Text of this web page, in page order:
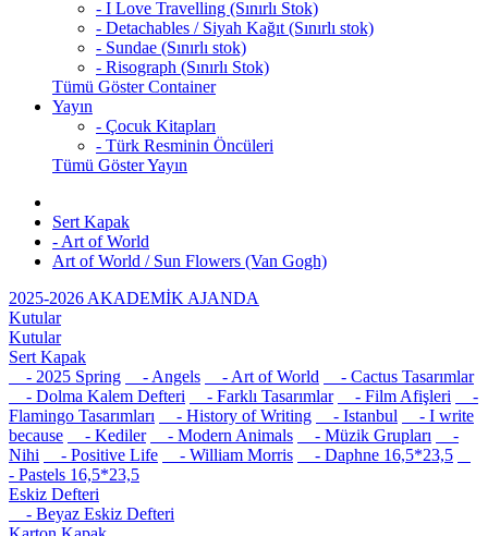
- I Love Travelling (Sınırlı Stok)
- Detachables / Siyah Kağıt (Sınırlı stok)
- Sundae (Sınırlı stok)
- Risograph (Sınırlı Stok)
Tümü Göster Container
Yayın
- Çocuk Kitapları
- Türk Resminin Öncüleri
Tümü Göster Yayın
Sert Kapak
- Art of World
Art of World / Sun Flowers (Van Gogh)
2025-2026 AKADEMİK AJANDA
Kutular
Kutular
Sert Kapak
- 2025 Spring
- Angels - Art of World
- Cactus Tasarımlar
- Dolma Kalem Defteri
- Farklı Tasarımlar - Film Afişleri
-
Flamingo Tasarımları
- History of Writing - Istanbul
- I write
because
- Kediler - Modern Animals - Müzik Grupları
-
Nihi
- Positive Life - William Morris
- Daphne 16,5*23,5
- Pastels 16,5*23,5
Eskiz Defteri
- Beyaz Eskiz Defteri